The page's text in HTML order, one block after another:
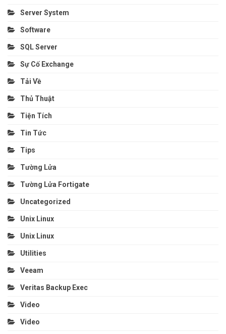
Server System
Software
SQL Server
Sự Cố Exchange
Tải Về
Thủ Thuật
Tiện Tích
Tin Tức
Tips
Tường Lửa
Tường Lửa Fortigate
Uncategorized
Unix Linux
Unix Linux
Utilities
Veeam
Veritas Backup Exec
Video
Video